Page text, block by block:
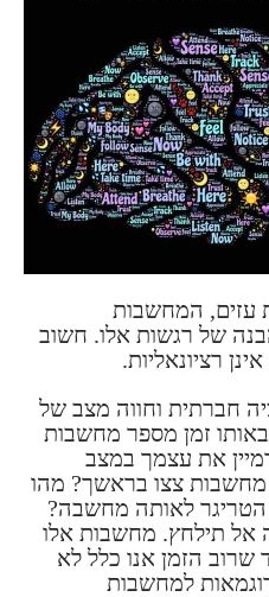
עזים, המחשבות
של רגשות אלו. חשוב
רציונאליות.
חברתית וחווה מצב של
זמן מספר מחשבות
את עצמך במצב
צצו בראשך? מהו
הטריגר לאותה מחשבה?
תילחץ. מחשבות אלו
הזמן אנו כלל לא
למחשבות